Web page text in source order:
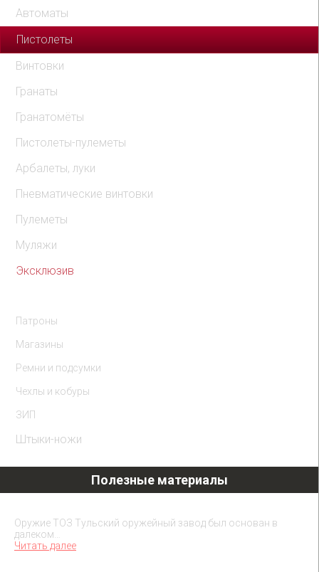
Автоматы
Пистолеты
Винтовки
Гранаты
Гранатомёты
Пистолеты-пулеметы
Арбалеты, луки
Пневматические винтовки
Пулеметы
Муляжи
Эксклюзив
Патроны
Магазины
Ремни и подсумки
Чехлы и кобуры
ЗИП
Штыки-ножи
Полезные материалы
Оружие ТОЗ Тульский оружейный завод был основан в
далеком…
Читать далее